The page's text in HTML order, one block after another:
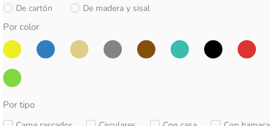
De cartón De madera y sisal
Por color
Por tipo